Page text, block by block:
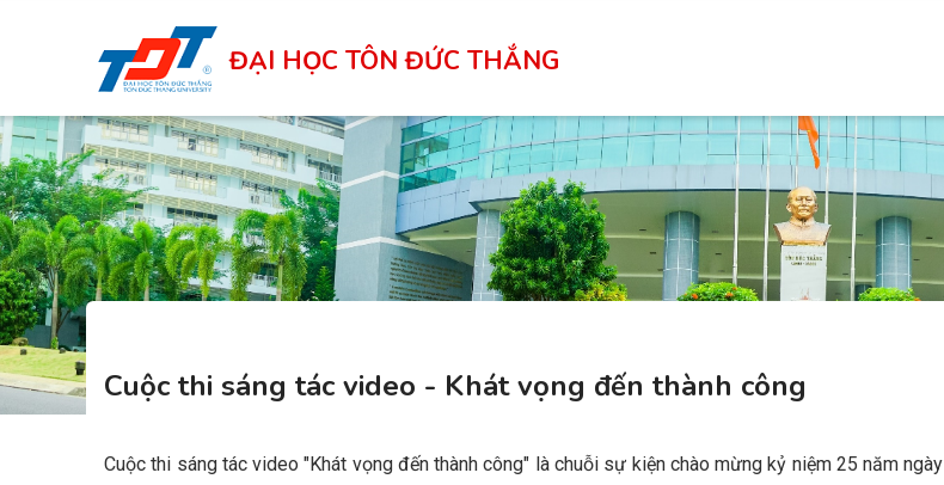
content
ĐẠI HỌC TÔN ĐỨC THẮNG
Cuộc thi sáng tác video - Khát vọng đến thành công
Cuộc thi sáng tác video "Khát vọng đến thành công" là chuỗi sự kiện chào mừng kỷ niệm 25 năm